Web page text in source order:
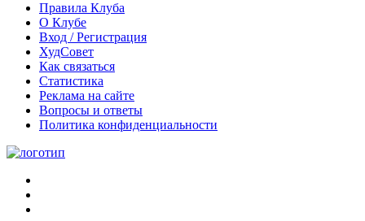
Правила Клуба
О Клубе
Вход / Регистрация
ХудСовет
Как связаться
Статистика
Реклама на сайте
Вопросы и ответы
Политика конфиденциальности